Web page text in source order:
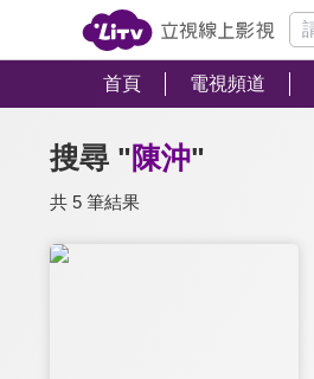
首頁 電視頻道
搜尋 "陳沖"
共 5 筆結果